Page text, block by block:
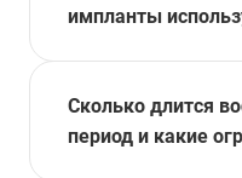
импланты
Сколько длится
период и какие